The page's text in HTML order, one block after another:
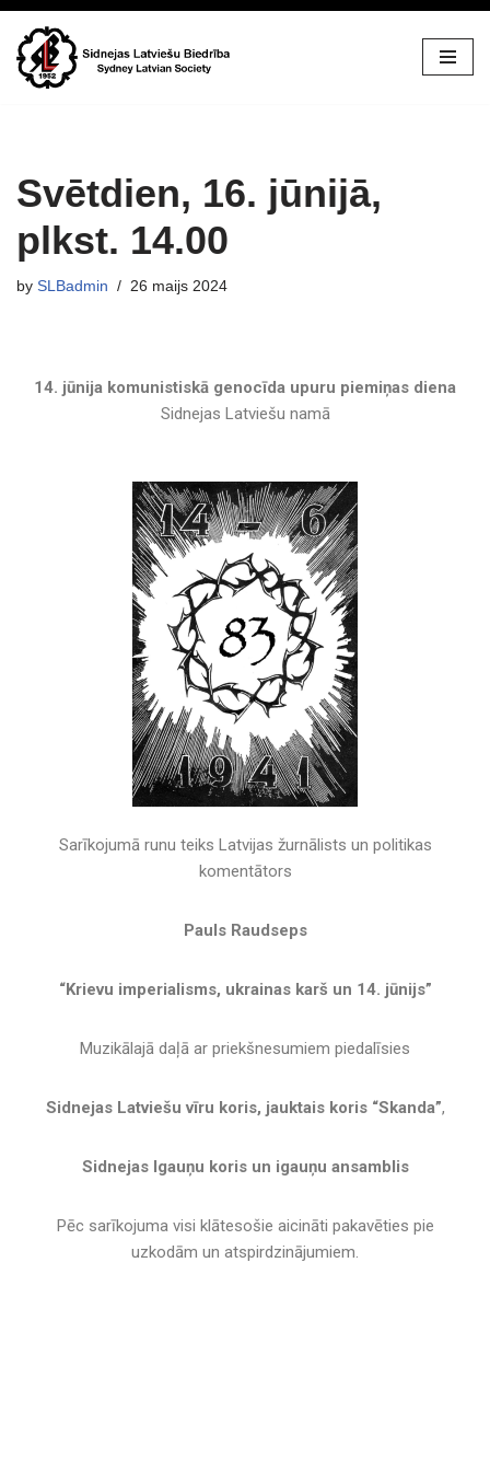
Skip
Svētdien, 16. jūnijā,
plkst. 14.00
by SLBadmin 26 maijs 2024
14. jūnija komunistiskā genocīda upuru piemiņas diena
Sidnejas Latviešu namā
Sarīkojumā runu teiks Latvijas žurnālists un politikas
komentātors
Pauls Raudseps
“Krievu imperialisms, ukrainas karš un 14. jūnijs”
Muzikālajā daļā ar priekšnesumiem piedalīsies
Sidnejas Latviešu vīru koris, jauktais koris “Skanda”,
Sidnejas Igauņu koris un igauņu ansamblis
Pēc sarīkojuma visi klātesošie aicināti pakavēties pie
uzkodām un atspirdzinājumiem.